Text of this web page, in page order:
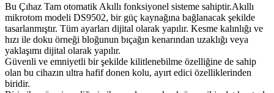
Bu Çıhaz Tam otomatik Akıllı fonksiyonel sisteme sahiptir.Akıllı
mikrotom modeli DS9502, bir güç kaynağına bağlanacak şekilde
tasarlanmıştır. Tüm ayarları dijital olarak yapılır. Kesme kalınlığı ve
hızı ile doku örneği bloğunun bıçağın kenarından uzaklığı veya
yaklaşımı dijital olarak yapılır.
Güvenli ve emniyetli bir şekilde kilitlenebilme özelliğine de sahip
olan bu cihazın ultra hafif donen kolu, ayırt edici özelliklerinden
biridir.